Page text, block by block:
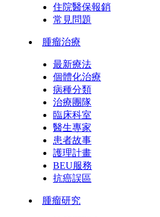
住院醫保報銷
常見問題
腫瘤治療
最新療法
個體化治療
病種分類
治療團隊
臨床科室
醫生專家
患者故事
護理計畫
BEU服務
抗癌誤區
腫瘤研究